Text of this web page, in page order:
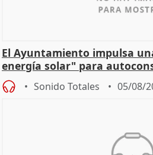
El Ayuntamiento impulsa
energía solar" para
Sonido Totales 05/08/